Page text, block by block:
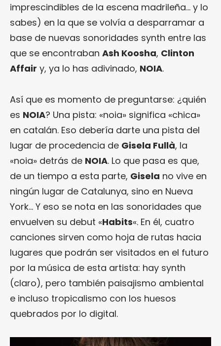
imprescindibles de la escena madrileña… y lo
sabes) en la que se volvía a desparramar a
base de nuevas sonoridades synth entre las
que se encontraban Ash Koosha, Clinton
Affair y, ya lo has adivinado, NOIA.
Así que es momento de preguntarse: ¿quién
es NOIA? Una pista: «noia» significa «chica»
en catalán. Eso debería darte una pista del
lugar de procedencia de Gisela Fullà, la
«noia» detrás de NOIA. Lo que pasa es que,
de un tiempo a esta parte, Gisela no vive en
ningún lugar de Catalunya, sino en Nueva
York… Y eso se nota en las sonoridades que
envuelven su debut «Habits«. En él, cuatro
canciones sirven como hoja de rutas hacia
lugares que podrán ser visitados en el futuro
por la música de esta artista: hay synth
(claro), pero también paisajismo ambiental
e incluso tropicalismo con los huesos
quebrados por lo digital.